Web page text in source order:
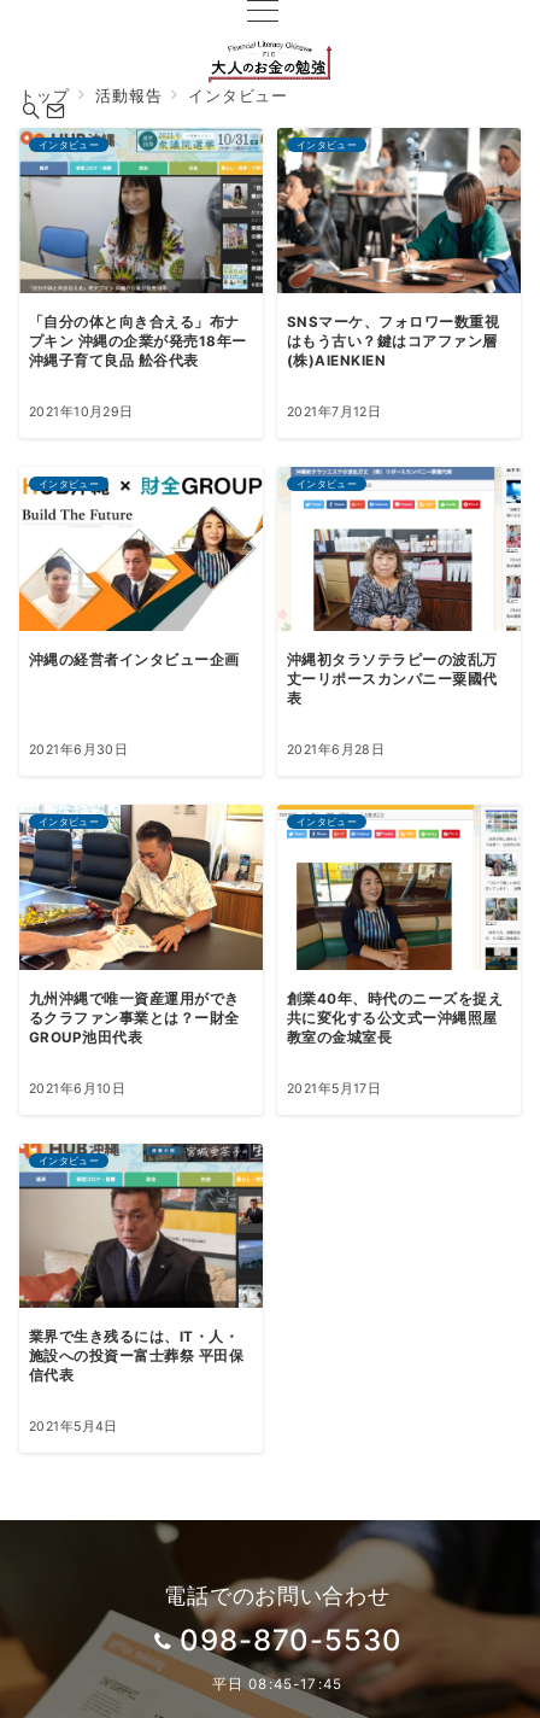
トップ 活動報告 インタビュー
インタビュー
「自分の体と向き合える」布ナ
プキン 沖縄の企業が発売18年ー
沖縄子育て良品 舩谷代表
2021年10月29日
インタビュー
SNSマーケ、フォロワー数重視
はもう古い？鍵はコアファン層
(株)AIENKIEN
2021年7月12日
インタビュー
沖縄の経営者インタビュー企画
2021年6月30日
インタビュー
沖縄初タラソテラピーの波乱万
丈ーリポースカンパニー粟國代
表
2021年6月28日
インタビュー
九州沖縄で唯一資産運用ができ
るクラファン事業とは？ー財全
GROUP池田代表
2021年6月10日
インタビュー
創業40年、時代のニーズを捉え
共に変化する公文式ー沖縄照屋
教室の金城室長
2021年5月17日
インタビュー
業界で生き残るには、IT・人・
施設への投資ー富士葬祭 平田保
信代表
2021年5月4日
電話でのお問い合わせ
098-870-5530
平日 08:45-17:45